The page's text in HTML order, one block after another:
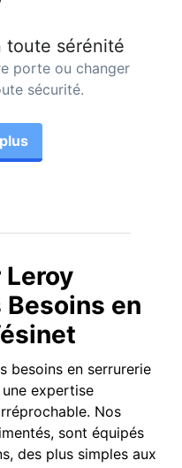
toute sérénité
porte ou changer
sécurité.
en
besoins en serrurerie
expertise
Nos
sont équipés
des plus simples aux